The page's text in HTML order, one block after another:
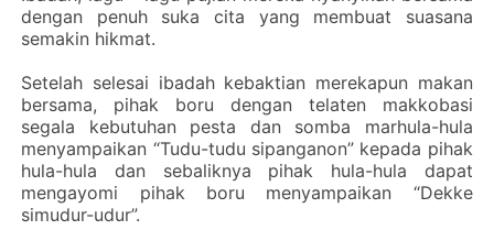
dengan penuh suka cita yang membuat suasana
semakin hikmat.
Setelah selesai ibadah kebaktian merekapun makan
bersama, pihak boru dengan telaten makkobasi
segala kebutuhan pesta dan somba marhula-hula
menyampaikan “Tudu-tudu sipanganon” kepada pihak
hula-hula dan sebaliknya pihak hula-hula dapat
mengayomi pihak boru menyampaikan “Dekke
simudur-udur”.